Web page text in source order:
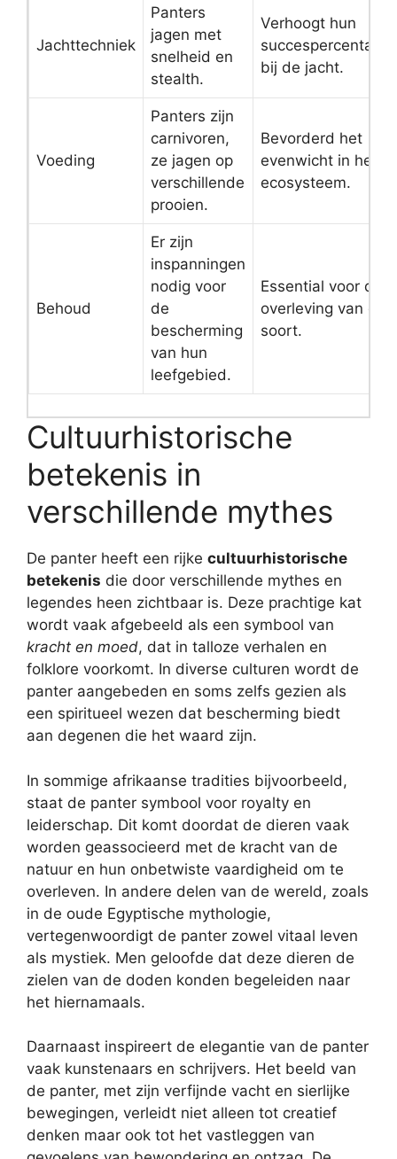
Jachttechniek
Panters
jagen met
snelheid en
stealth.
Verhoogt hun
succespercentage
bij de jacht.
Voeding
Panters zijn
carnivoren,
ze jagen op
verschillende
prooien.
Bevorderd het
evenwicht in het
ecosysteem.
Behoud
Er zijn
inspanningen
nodig voor
de
bescherming
van hun
leefgebied.
Essential voor de
overleving van de
soort.
Cultuurhistorische
betekenis in
verschillende mythes
De panter heeft een rijke cultuurhistorische
betekenis die door verschillende mythes en
legendes heen zichtbaar is. Deze prachtige kat
wordt vaak afgebeeld als een symbool van
kracht en moed, dat in talloze verhalen en
folklore voorkomt. In diverse culturen wordt de
panter aangebeden en soms zelfs gezien als
een spiritueel wezen dat bescherming biedt
aan degenen die het waard zijn.
In sommige afrikaanse tradities bijvoorbeeld,
staat de panter symbool voor royalty en
leiderschap. Dit komt doordat de dieren vaak
worden geassocieerd met de kracht van de
natuur en hun onbetwiste vaardigheid om te
overleven. In andere delen van de wereld, zoals
in de oude Egyptische mythologie,
vertegenwoordigt de panter zowel vitaal leven
als mystiek. Men geloofde dat deze dieren de
zielen van de doden konden begeleiden naar
het hiernamaals.
Daarnaast inspireert de elegantie van de panter
vaak kunstenaars en schrijvers. Het beeld van
de panter, met zijn verfijnde vacht en sierlijke
bewegingen, verleidt niet alleen tot creatief
denken maar ook tot het vastleggen van